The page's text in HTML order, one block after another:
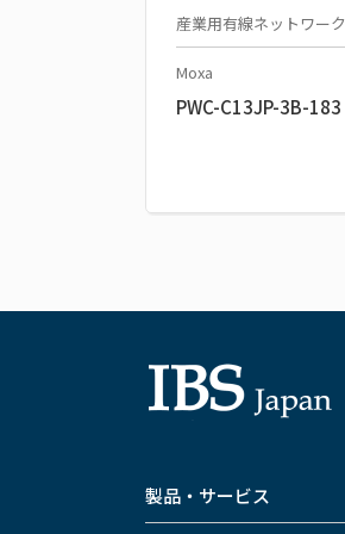
産業用有線ネットワーク
Moxa
PWC-C13JP-3B-183
製品・サービス